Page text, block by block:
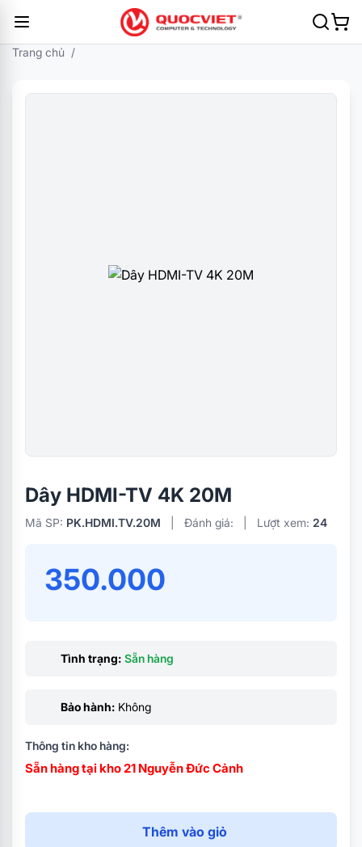
Trang chủ /
Dây HDMI-TV 4K 20M
Mã SP: PK.HDMI.TV.20M Đánh giá: Lượt xem: 24
350.000
Tình trạng: Sẵn hàng
Bảo hành: Không
Thông tin kho hàng:
Sẵn hàng tại kho 21 Nguyễn Đức Cảnh
Thêm vào giỏ